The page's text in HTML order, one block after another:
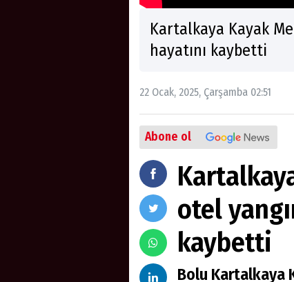
Kartalkaya Kayak
hayatını kaybetti
22 Ocak, 2025, Çarşamba 02:51
Abone ol
otel
kaybetti
Bolu Kartalkaya